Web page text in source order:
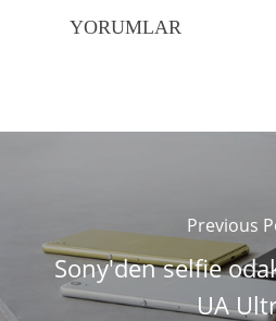
YORUMLAR
Previous
Sony'den selfie
UA